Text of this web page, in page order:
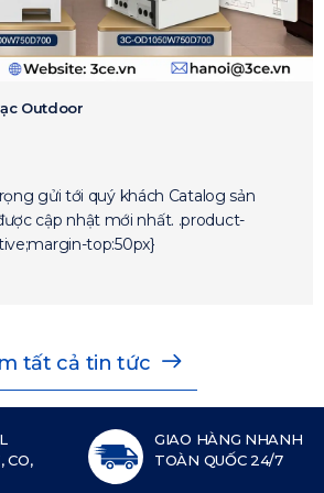
Outdoor
gửi tới quý khách Catalog sản
nhật mới nhất. .product-
top:50px}
tất cả tin tức
CO,
GIAO HÀNG NHANH
TOÀN QUỐC 24/7